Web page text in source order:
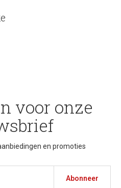
voor onze
en promoties
Abonneer